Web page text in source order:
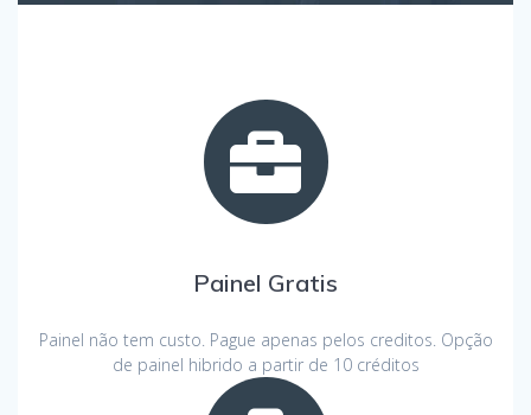
Painel Gratis
Painel não tem custo. Pague apenas pelos creditos. Opção
de painel hibrido a partir de 10 créditos